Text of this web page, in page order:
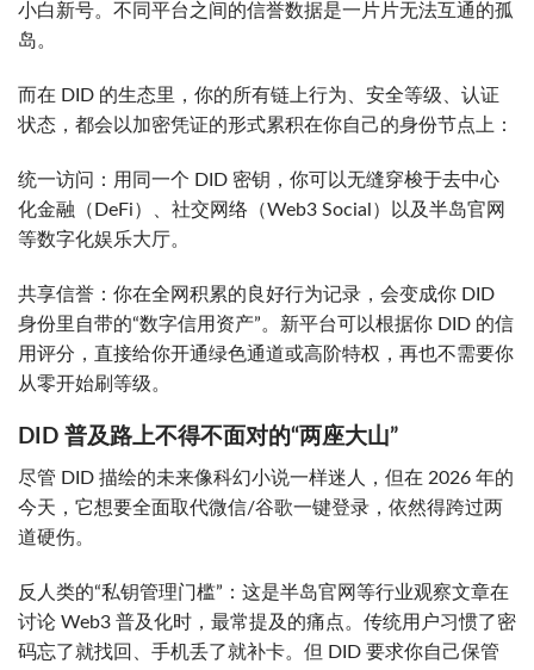
小白新号。不同平台之间的信誉数据是一片片无法互通的孤
岛。
而在 DID 的生态里，你的所有链上行为、安全等级、认证
状态，都会以加密凭证的形式累积在你自己的身份节点上：
统一访问：用同一个 DID 密钥，你可以无缝穿梭于去中心
化金融（DeFi）、社交网络（Web3 Social）以及半岛官网
等数字化娱乐大厅。
共享信誉：你在全网积累的良好行为记录，会变成你 DID
身份里自带的“数字信用资产”。新平台可以根据你 DID 的信
用评分，直接给你开通绿色通道或高阶特权，再也不需要你
从零开始刷等级。
DID 普及路上不得不面对的“两座大山”
尽管 DID 描绘的未来像科幻小说一样迷人，但在 2026 年的
今天，它想要全面取代微信/谷歌一键登录，依然得跨过两
道硬伤。
反人类的“私钥管理门槛”：这是半岛官网等行业观察文章在
讨论 Web3 普及化时，最常提及的痛点。传统用户习惯了密
码忘了就找回、手机丢了就补卡。但 DID 要求你自己保管